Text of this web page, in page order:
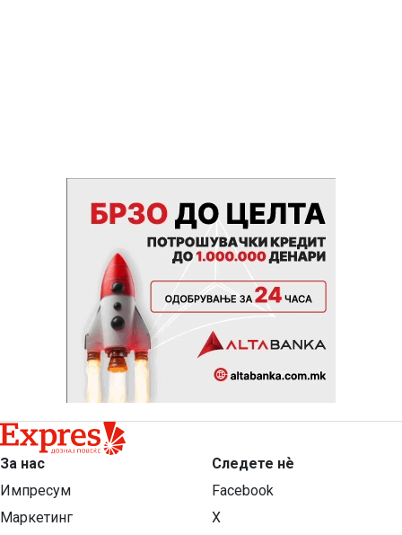
За нас
Импресум
Маркетинг
Следете нѐ
Facebook
X